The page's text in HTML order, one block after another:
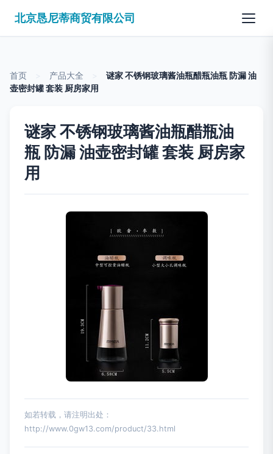
北京恳尼蒂商贸有限公司
首页 产品大全
谜家 不锈钢玻璃酱油瓶醋瓶油瓶 防漏 油
壶密封罐 套装 厨房家用
谜家 不锈钢玻璃酱油瓶醋瓶油
瓶 防漏 油壶密封罐 套装 厨房家
用
如若转载，请注明出处：
http://www.0gw13.com/product/33.html